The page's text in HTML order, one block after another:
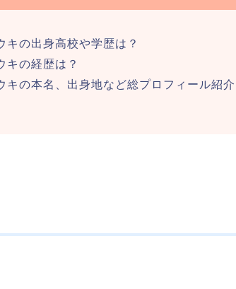
キの出身高校や学歴は？
キの経歴は？
キの本名、出身地など総プロフィール紹介